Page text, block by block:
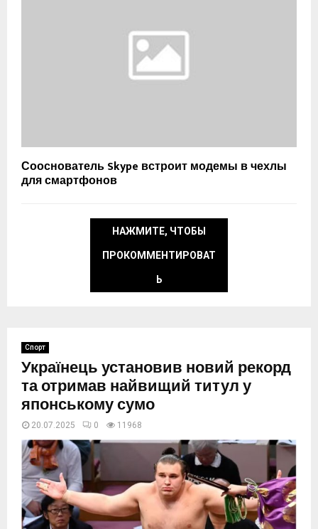
Сооснователь Skype встроит модемы в чехлы
для смартфонов
НАЖМИТЕ, ЧТОБЫ
ПРОКОММЕНТИРОВАТ
Ь
Спорт
Українець установив новий рекорд
та отримав найвищий титул у
японському сумо
20.07.2025 0 11968